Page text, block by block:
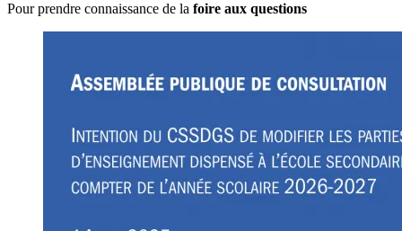
Pour prendre connaissance de la foire aux questions